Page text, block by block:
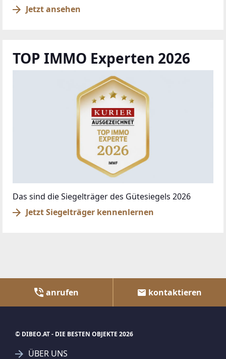
Jetzt ansehen
TOP IMMO Experten 2026
Das sind die Siegelträger des Gütesiegels 2026
Jetzt Siegelträger kennenlernen
anrufen kontaktieren
© DIBEO.AT - DIE BESTEN OBJEKTE 2026
ÜBER UNS